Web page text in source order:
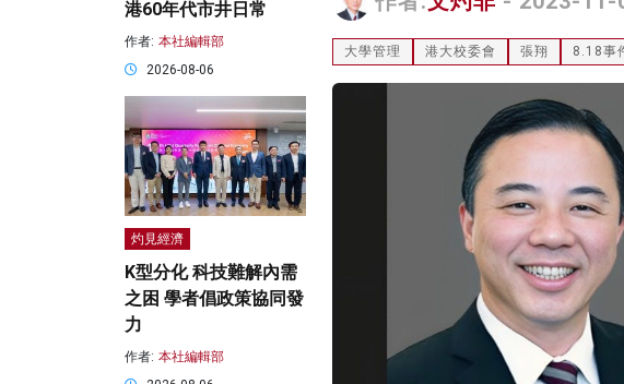
大學管理 港大校委會 張翔 8.18事
港60年代市井日常
作者: 本社編輯部
2026-08-06
灼見經濟
K型分化 科技難解內需
之困 學者倡政策協同發
力
作者: 本社編輯部